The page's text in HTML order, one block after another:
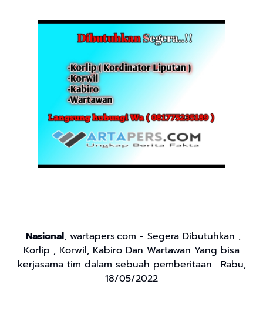
Nasional, wartapers.com - Segera Dibutuhkan ,
Korlip , Korwil, Kabiro Dan Wartawan Yang bisa
kerjasama tim dalam sebuah pemberitaan. Rabu,
18/05/2022